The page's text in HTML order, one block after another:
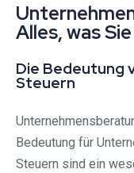
Alles, was
Die Bedeutung
Steuern
Bedeutung für
Steuern sind ein